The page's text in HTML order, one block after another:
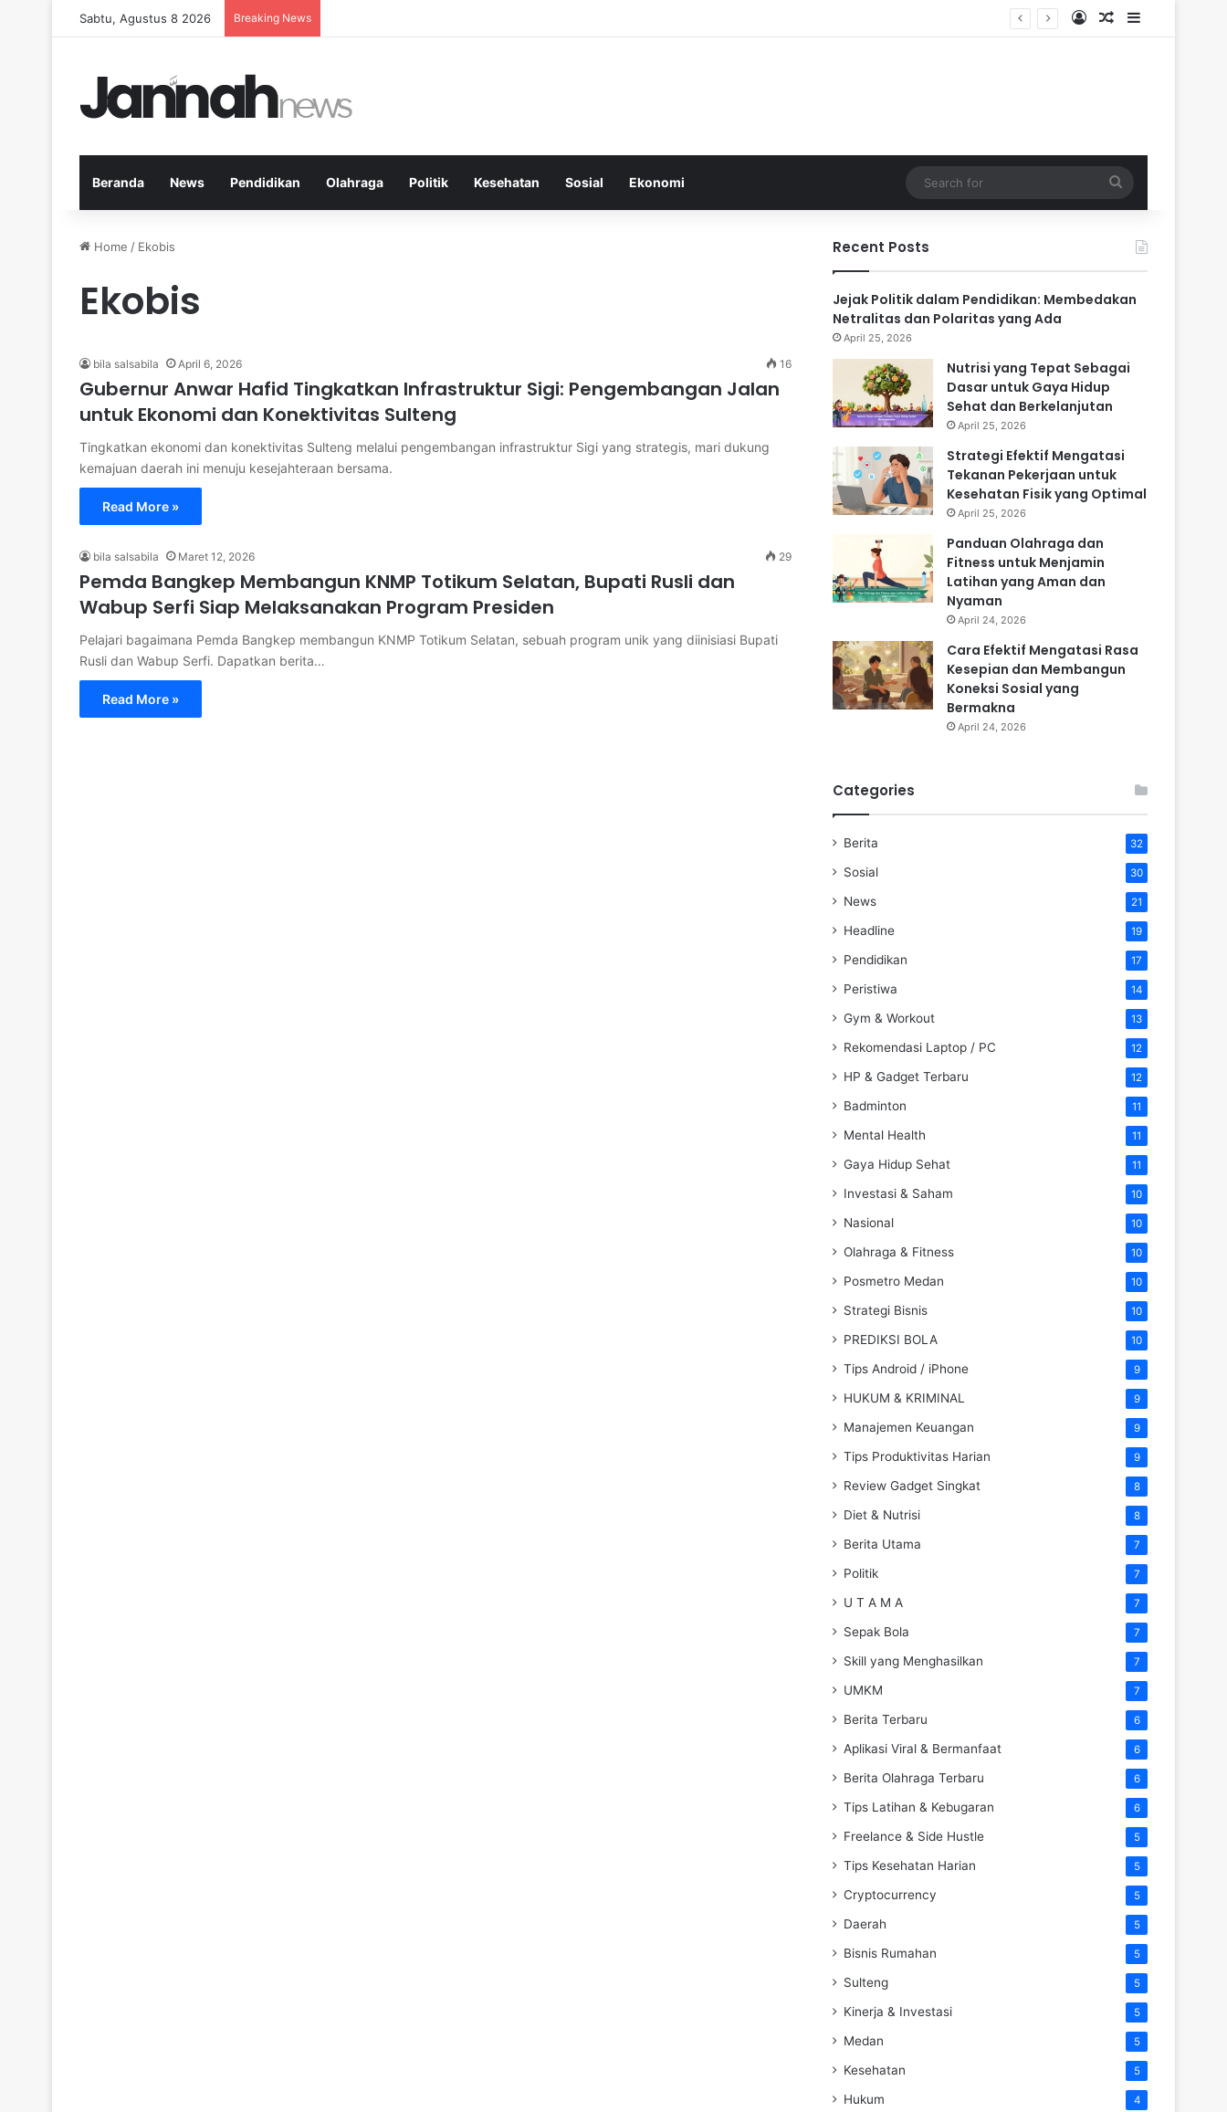
Sabtu, Agustus 8 2026 Breaking News Log InRandom Article
Sidebar
Beranda News Pendidikan Olahraga Politik Kesehatan Sosial Ekonomi
for
Home / Ekobis
Ekobis
bila salsabila April 6, 2026 16
Gubernur Anwar Hafid Tingkatkan Infrastruktur Sigi: Pengembangan Jalan
untuk Ekonomi dan Konektivitas Sulteng
Tingkatkan ekonomi dan konektivitas Sulteng melalui pengembangan infrastruktur Sigi yang strategis, mari dukung
kemajuan daerah ini menuju kesejahteraan bersama.
Read More »
bila salsabila Maret 12, 2026 29
Pemda Bangkep Membangun KNMP Totikum Selatan, Bupati Rusli dan
Wabup Serfi Siap Melaksanakan Program Presiden
Pelajari bagaimana Pemda Bangkep membangun KNMP Totikum Selatan, sebuah program unik yang diinisiasi Bupati
Rusli dan Wabup Serfi. Dapatkan berita…
Read More »
Recent Posts
Jejak Politik dalam Pendidikan: Membedakan
Netralitas dan Polaritas yang Ada
April 25, 2026
Nutrisi yang Tepat Sebagai
Dasar untuk Gaya Hidup
Sehat dan Berkelanjutan
April 25, 2026
Strategi Efektif Mengatasi
Tekanan Pekerjaan untuk
Kesehatan Fisik yang Optimal
April 25, 2026
Panduan Olahraga dan
Fitness untuk Menjamin
Latihan yang Aman dan
Nyaman
April 24, 2026
Cara Efektif Mengatasi Rasa
Kesepian dan Membangun
Koneksi Sosial yang
Bermakna
April 24, 2026
Categories
Berita 32
Sosial 30
News 21
Headline 19
Pendidikan 17
Peristiwa 14
Gym & Workout 13
Rekomendasi Laptop / PC 12
HP & Gadget Terbaru 12
Badminton 11
Mental Health 11
Gaya Hidup Sehat 11
Investasi & Saham 10
Nasional 10
Olahraga & Fitness 10
Posmetro Medan 10
Strategi Bisnis 10
PREDIKSI BOLA 10
Tips Android / iPhone 9
HUKUM & KRIMINAL 9
Manajemen Keuangan 9
Tips Produktivitas Harian 9
Review Gadget Singkat 8
Diet & Nutrisi 8
Berita Utama 7
Politik 7
U T A M A 7
Sepak Bola 7
Skill yang Menghasilkan 7
UMKM 7
Berita Terbaru 6
Aplikasi Viral & Bermanfaat 6
Berita Olahraga Terbaru 6
Tips Latihan & Kebugaran 6
Freelance & Side Hustle 5
Tips Kesehatan Harian 5
Cryptocurrency 5
Daerah 5
Bisnis Rumahan 5
Sulteng 5
Kinerja & Investasi 5
Medan 5
Kesehatan 5
Hukum 4